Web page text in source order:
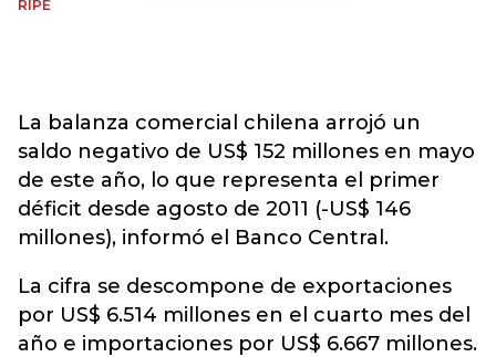
RIPE
La balanza comercial chilena arrojó un
saldo negativo de US$ 152 millones en mayo
de este año, lo que representa el primer
déficit desde agosto de 2011 (-US$ 146
millones), informó el Banco Central.
La cifra se descompone de exportaciones
por US$ 6.514 millones en el cuarto mes del
año e importaciones por US$ 6.667 millones.